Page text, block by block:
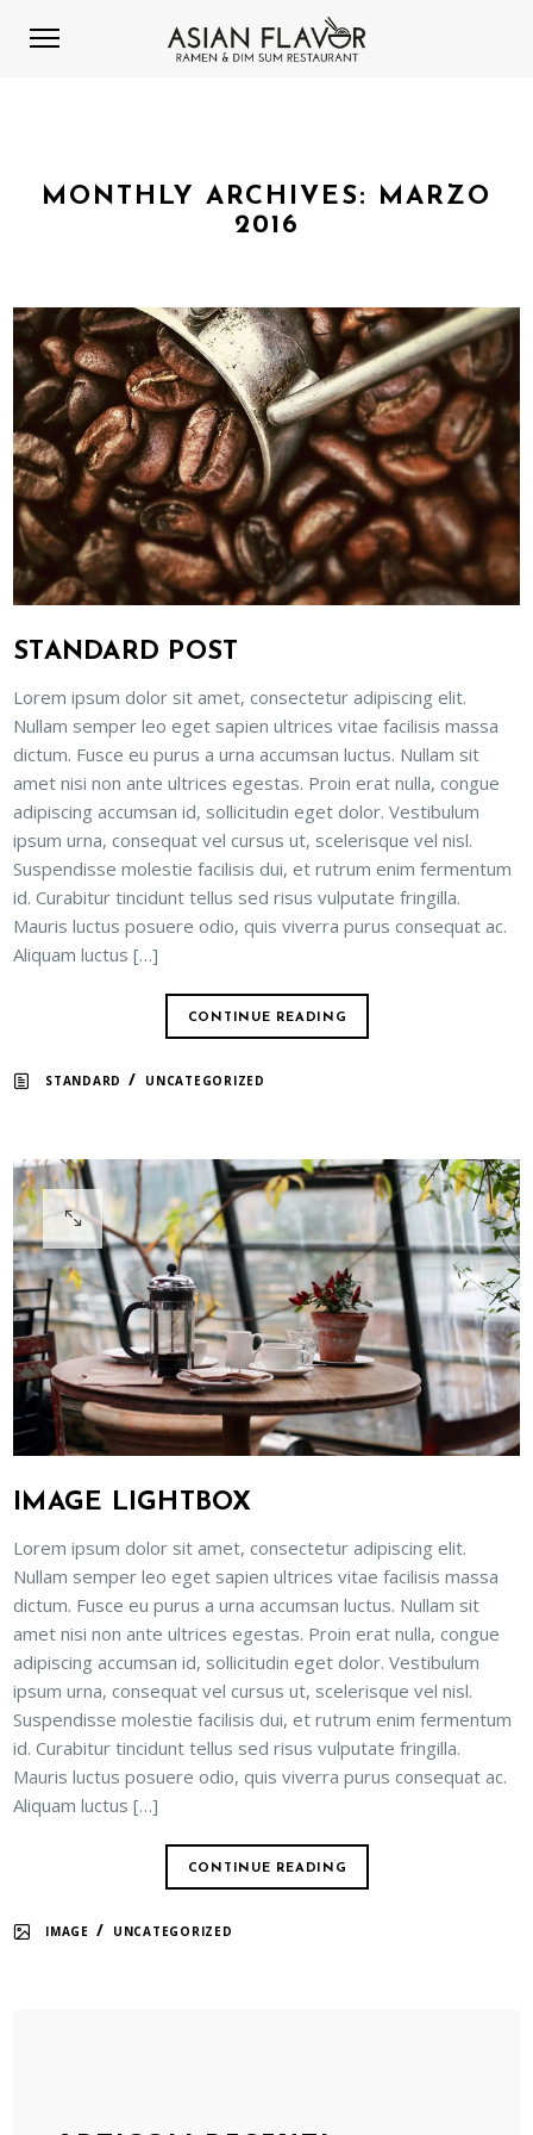
MONTHLY ARCHIVES: MARZO
2016
STANDARD POST
Lorem ipsum dolor sit amet, consectetur adipiscing elit.
Nullam semper leo eget sapien ultrices vitae facilisis massa
dictum. Fusce eu purus a urna accumsan luctus. Nullam sit
amet nisi non ante ultrices egestas. Proin erat nulla, congue
adipiscing accumsan id, sollicitudin eget dolor. Vestibulum
ipsum urna, consequat vel cursus ut, scelerisque vel nisl.
Suspendisse molestie facilisis dui, et rutrum enim fermentum
id. Curabitur tincidunt tellus sed risus vulputate fringilla.
Mauris luctus posuere odio, quis viverra purus consequat ac.
Aliquam luctus […]
CONTINUE READING
STANDARD / UNCATEGORIZED
IMAGE LIGHTBOX
Lorem ipsum dolor sit amet, consectetur adipiscing elit.
Nullam semper leo eget sapien ultrices vitae facilisis massa
dictum. Fusce eu purus a urna accumsan luctus. Nullam sit
amet nisi non ante ultrices egestas. Proin erat nulla, congue
adipiscing accumsan id, sollicitudin eget dolor. Vestibulum
ipsum urna, consequat vel cursus ut, scelerisque vel nisl.
Suspendisse molestie facilisis dui, et rutrum enim fermentum
id. Curabitur tincidunt tellus sed risus vulputate fringilla.
Mauris luctus posuere odio, quis viverra purus consequat ac.
Aliquam luctus […]
CONTINUE READING
IMAGE / UNCATEGORIZED